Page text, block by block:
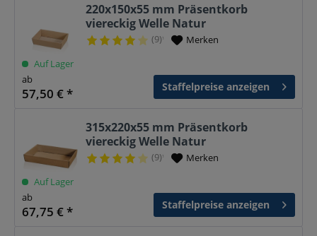
220x150x55 mm Präsentkorb
viereckig Welle Natur
(9)¹ Merken
Auf Lager
ab
57,50 € * Staffelpreise anzeigen
315x220x55 mm Präsentkorb
viereckig Welle Natur
(9)¹ Merken
Auf Lager
ab
67,75 € * Staffelpreise anzeigen